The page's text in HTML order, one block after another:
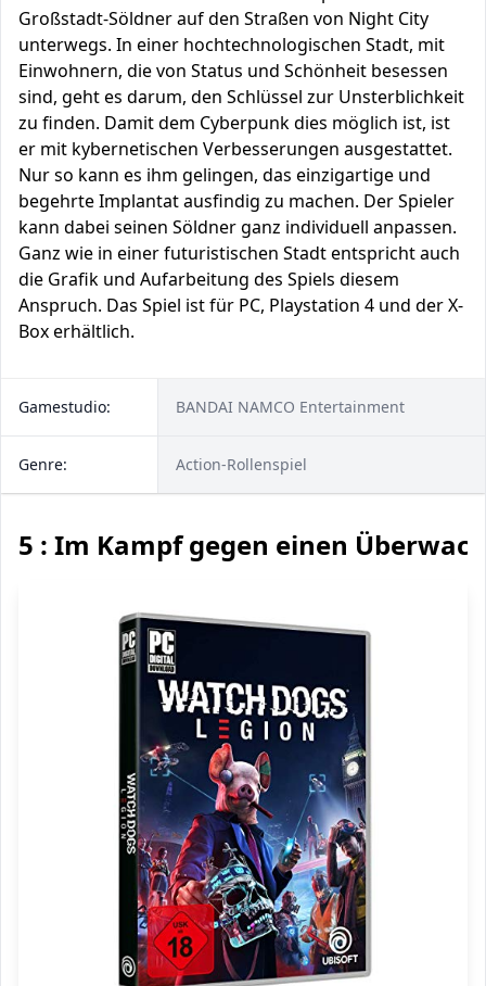
Großstadt-Söldner auf den Straßen von Night City
unterwegs. In einer hochtechnologischen Stadt, mit
Einwohnern, die von Status und Schönheit besessen
sind, geht es darum, den Schlüssel zur Unsterblichkeit
zu finden. Damit dem Cyberpunk dies möglich ist, ist
er mit kybernetischen Verbesserungen ausgestattet.
Nur so kann es ihm gelingen, das einzigartige und
begehrte Implantat ausfindig zu machen. Der Spieler
kann dabei seinen Söldner ganz individuell anpassen.
Ganz wie in einer futuristischen Stadt entspricht auch
die Grafik und Aufarbeitung des Spiels diesem
Anspruch. Das Spiel ist für PC, Playstation 4 und der X-
Box erhältlich.
Gamestudio: BANDAI NAMCO Entertainment
Genre: Action-Rollenspiel
5 : Im Kampf gegen einen